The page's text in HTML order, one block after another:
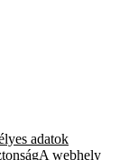
adatok
A webhely